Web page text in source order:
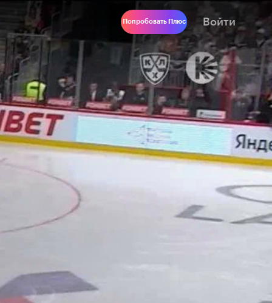
Попробовать Плюс Войти